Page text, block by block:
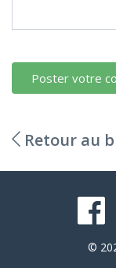
Poster votre
Retour au
©